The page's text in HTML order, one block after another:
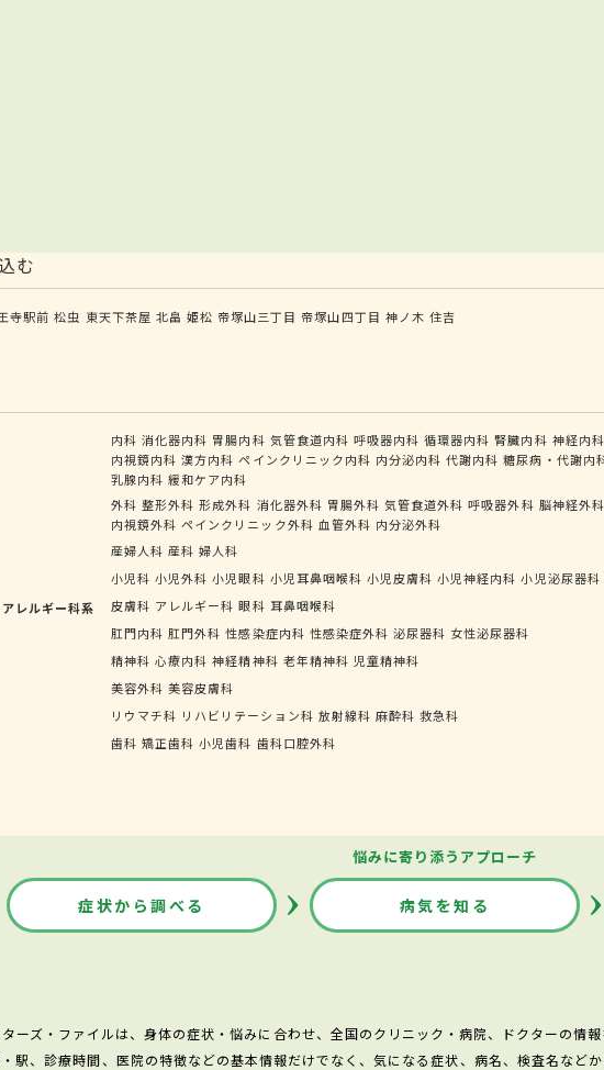
む
寺駅前 松虫 東天下茶屋 北畠 姫松 帝塚山三丁目 帝塚山四丁目 神ノ木 住吉
内科 消化器内科 胃腸内科 気管食道内科 呼吸器内科 循環器内科 腎臓内科 神経内科
内視鏡内科 漢方内科 ペインクリニック内科 内分泌内科 代謝内科 糖尿病・代謝内
乳腺内科 緩和ケア内科
外科 整形外科 形成外科 消化器外科 胃腸外科 気管食道外科 呼吸器外科 脳神経外科
内視鏡外科 ペインクリニック外科 血管外科 内分泌外科
産婦人科 産科 婦人科
小児科 小児外科 小児眼科 小児耳鼻咽喉科 小児皮膚科 小児神経内科 小児泌尿器科
レルギー科系
皮膚科 アレルギー科 眼科 耳鼻咽喉科
肛門内科 肛門外科 性感染症内科 性感染症外科 泌尿器科 女性泌尿器科
精神科 心療内科 神経精神科 老年精神科 児童精神科
美容外科 美容皮膚科
リウマチ科 リハビリテーション科 放射線科 麻酔科 救急科
歯科 矯正歯科 小児歯科 歯科口腔外科
悩みに寄り添うアプローチ
症状から調べる 病気を知る
ターズ・ファイルは、身体の症状・悩みに合わせ、全国のクリニック・病院、ドクターの情
駅、診療時間、医院の特徴などの基本情報だけでなく、気になる症状、病名、検査名など